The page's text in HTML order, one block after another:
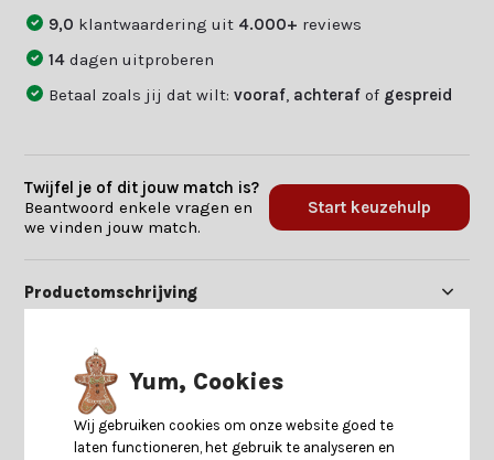
9,0 klantwaardering uit 4.000+ reviews
14dagen uitproberen
Betaal zoals jij dat wilt:vooraf achteraf of gespreid
Twijfel je of dit jouw match is?
Beantwoord enkele vragen en
we vinden jouw match.
Start keuzehulp
Productomschrijving
Specificaties
Reviews
Yum, Cookies
Wij gebruiken cookies om onze website goed te
laten functioneren, het gebruik te analyseren en